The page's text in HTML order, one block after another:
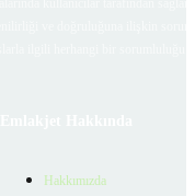
Hakkımızda